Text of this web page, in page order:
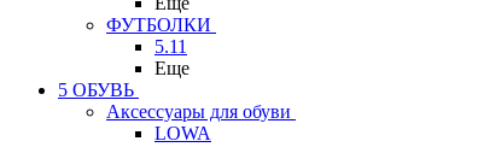
ФУТБОЛКИ
5.11
Еще
5 ОБУВЬ
Аксессуары для обуви
LOWA